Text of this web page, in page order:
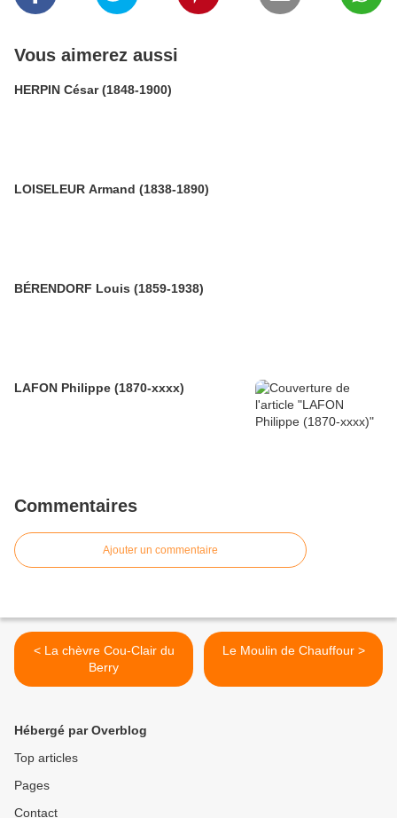
Vous aimerez aussi
HERPIN César (1848-1900)
LOISELEUR Armand (1838-1890)
BÉRENDORF Louis (1859-1938)
LAFON Philippe (1870-xxxx)
Commentaires
Ajouter un commentaire
< La chèvre Cou-Clair du
Berry
Le Moulin de Chauffour >
Hébergé par Overblog
Top articles
Pages
Contact